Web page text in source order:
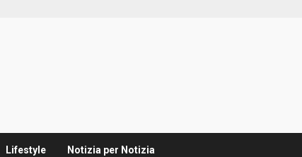
Lifestyle Notizia per Notizia